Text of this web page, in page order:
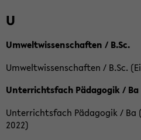
U
Umweltwissenschaften / B.Sc.
Umweltwissenschaften / B.Sc.
Unterrichtsfach Pädagogik / Ba
Unterrichtsfach Pädagogik / Ba
2022)